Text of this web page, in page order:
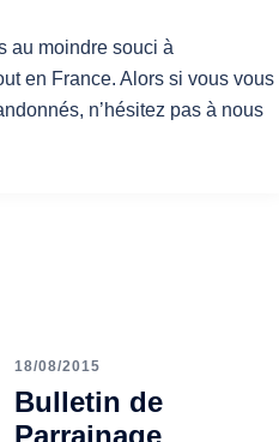
au moindre souci à
en France. Alors si vous vous
n’hésitez pas à nous
18/08/2015
Bulletin de
Parrainage